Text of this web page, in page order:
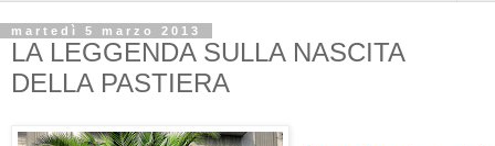
martedì 5 marzo 2013
LA LEGGENDA SULLA NASCITA
DELLA PASTIERA